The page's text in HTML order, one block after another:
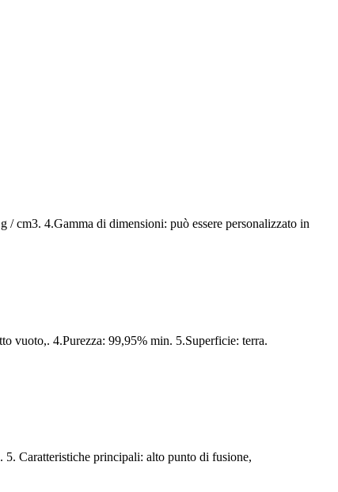
cm3. 4.Gamma di dimensioni: può essere personalizzato in
vuoto,. 4.Purezza: 99,95% min. 5.Superficie: terra.
Caratteristiche principali: alto punto di fusione,